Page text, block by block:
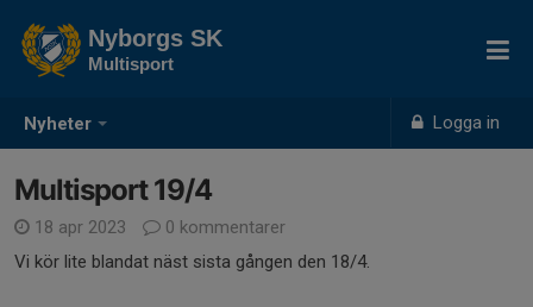
Nyheter Logga in
Nyborgs SK
Multisport
Multisport 19/4
18 apr 2023
0 kommentarer
Vi kör lite blandat näst sista gången den 18/4.